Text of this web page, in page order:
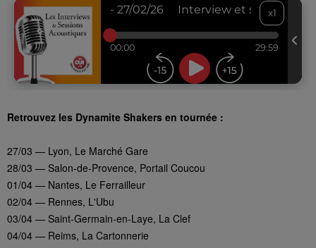
Retrouvez les Dynamite Shakers en tournée :
27/03 — Lyon, Le Marché Gare
28/03 — Salon-de-Provence, Portail Coucou
01/04 — Nantes, Le Ferrailleur
02/04 — Rennes, L'Ubu
03/04 — Saint-Germain-en-Laye, La Clef
04/04 — Reims, La Cartonnerie